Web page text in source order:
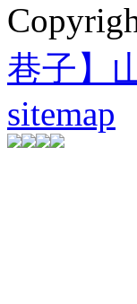
巷子】
sitemap